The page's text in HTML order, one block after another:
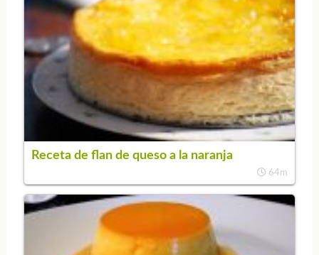
Receta de flan de queso a la naranja
64m